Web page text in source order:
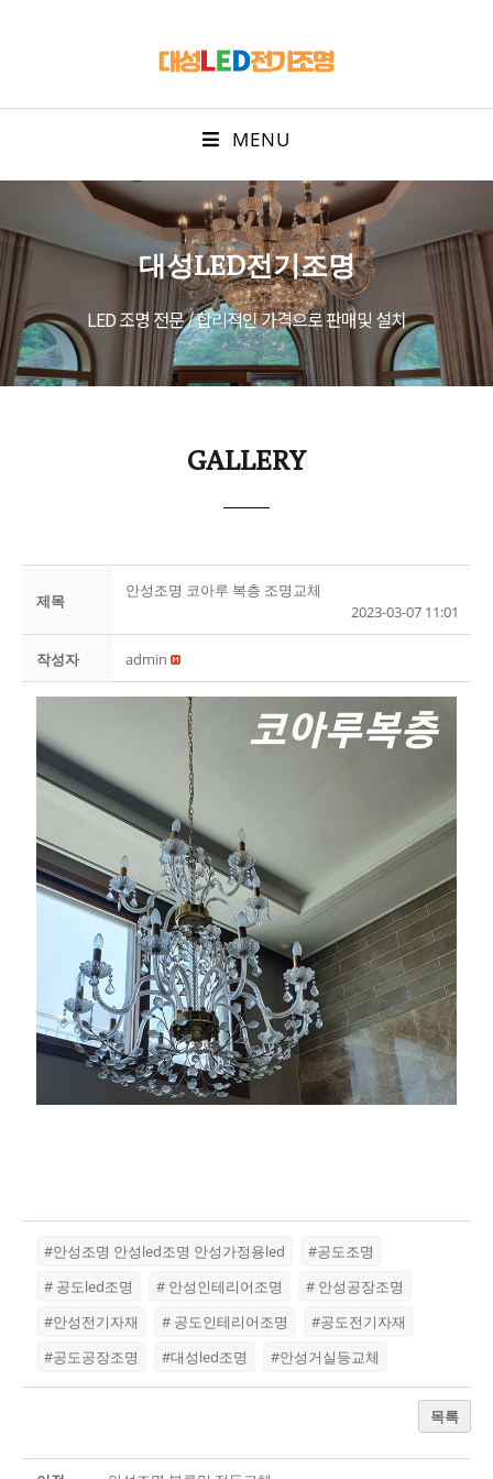
MENU
대성LED전기조명
LED 조명 전문 / 합리적인 가격으로 판매및 설치
GALLERY
제목
안성조명 코아루 복층 조명교체
2023-03-07 11:01
작성자 admin
#안성조명 안성led조명 안성가정용led
#공도조명
# 공도led조명
# 안성인테리어조명
# 안성공장조명
#안성전기자재
# 공도인테리어조명
#공도전기자재
#공도공장조명
#대성led조명 #안성거실등교체
목록